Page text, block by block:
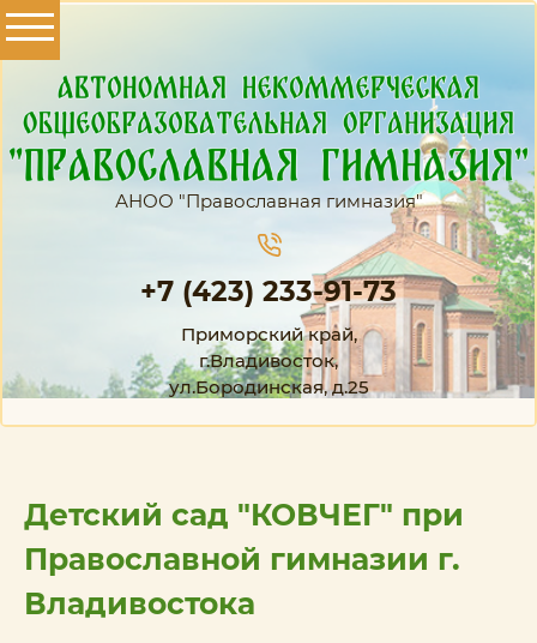
АНОО "Православная гимназия"
+7 (423) 233-91-73
Приморский край,
г.Владивосток,
ул.Бородинская, д.25
Детский сад "КОВЧЕГ" при
Православной гимназии г.
Владивостока